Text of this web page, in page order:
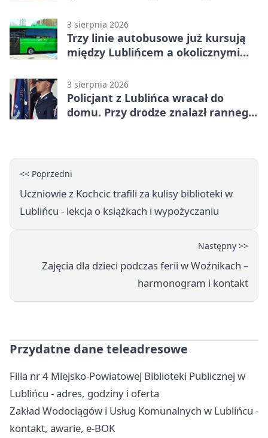
3 sierpnia 2026
Trzy linie autobusowe już kursują
między Lublińcem a okolicznymi
3 sierpnia 2026
Policjant z Lublińca wracał do
domu. Przy drodze znalazł rannego
<< Poprzedni
Uczniowie z Kochcic trafili za kulisy biblioteki w
Lublińcu - lekcja o książkach i wypożyczaniu
Następny >>
Zajęcia dla dzieci podczas ferii w Woźnikach –
harmonogram i kontakt
Przydatne dane teleadresowe
Filia nr 4 Miejsko-Powiatowej Biblioteki Publicznej w
Lublińcu - adres, godziny i oferta
Zakład Wodociągów i Usług Komunalnych w Lublińcu -
kontakt, awarie, e-BOK